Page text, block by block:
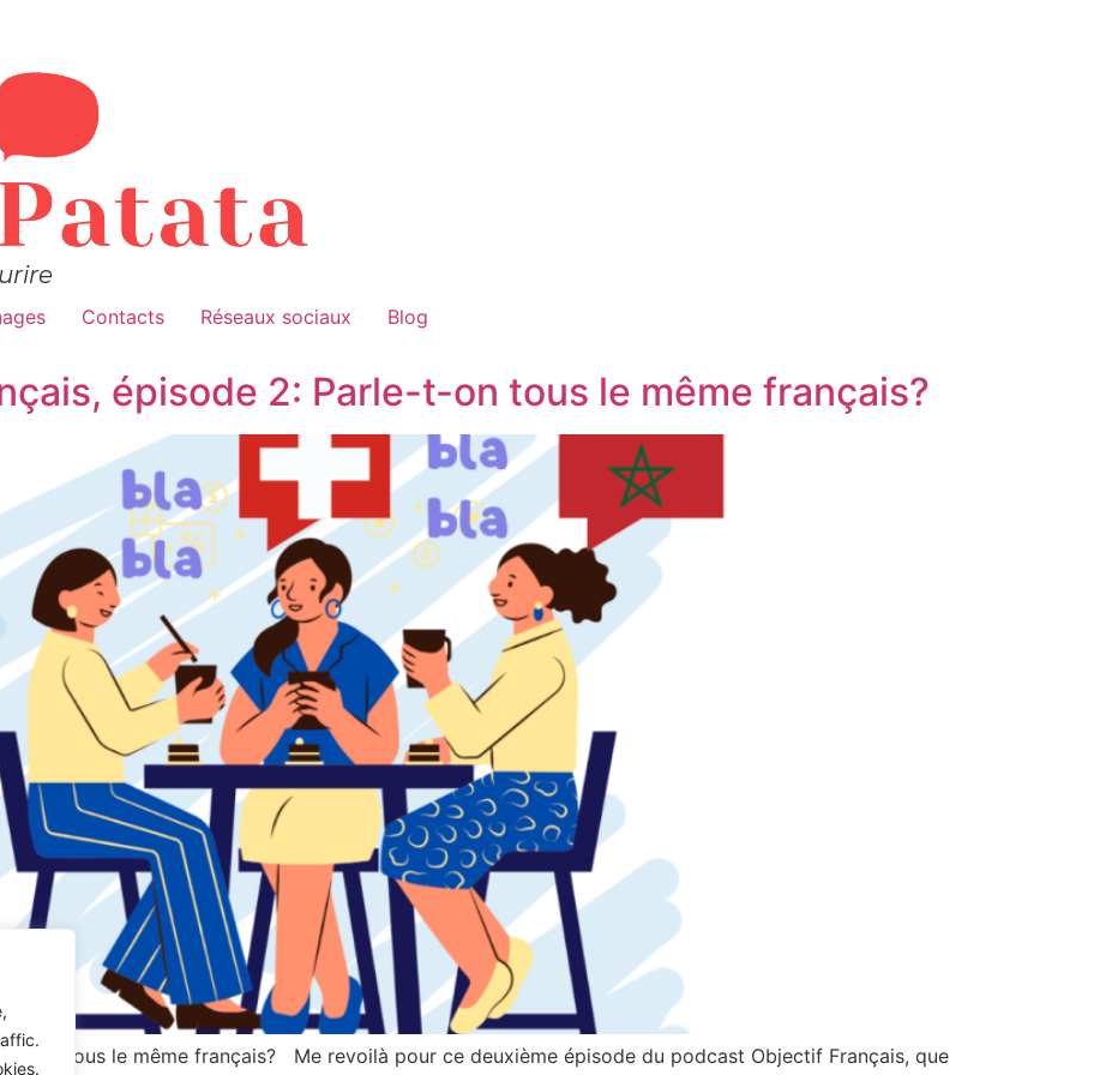
Contacts Réseaux sociaux Blog
épisode 2: Parle-t-on tous le même français?
t-on tous le même français? Me revoilà pour ce deuxième épisode du podcast Objectif Français, que